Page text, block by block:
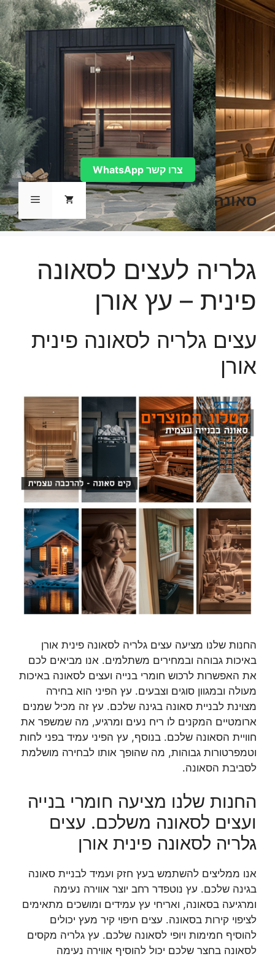
לדלג
לתוכן
סאונה תפריט
צרו קשר WhatsApp
גלריה לעצים לסאונה
פינית – עץ אורן
עצים גלריה לסאונה פינית
אורן
החנות שלנו מציעה עצים גלריה לסאונה פינית אורן
באיכות גבוהה ובמחירים משתלמים. אנו מביאים לכם
את האפשרות לרכוש חומרי בנייה ועצים לסאונה באיכות
מעולה ובמגוון סוגים וצבעים. עץ הפיני הוא בחירה
מצוינת לבניית סאונה בגינה שלכם. עץ זה מכיל שמנים
ארומטיים המקנים לו ריח נעים ומרגיע, מה שמשפר את
חוויית הסאונה שלכם. בנוסף, עץ הפיני עמיד בפני לחות
וטמפרטורות גבוהות, מה שהופך אותו לבחירה מושלמת
לסביבת הסאונה.
החנות שלנו מציעה חומרי בנייה
ועצים לסאונה משלכם. עצים
גלריה לסאונה פינית אורן
אנו ממליצים להשתמש בעץ חזק ועמיד לבניית סאונה
בגינה שלכם. עץ נוטפדר רחב יוצר אווירה נעימה
ומרגיעה בסאונה, ואריחי עץ עמידים ומושכים מתאימים
לציפוי קירות בסאונה. עצים חיפוי קיר מעץ יכולים
להוסיף חמימות ויופי לסאונה שלכם. עץ גלריה מקסים
לסאונה בחצר שלכם יכול להוסיף אווירה נעימה